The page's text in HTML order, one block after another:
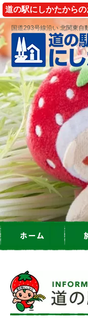
道の駅にしかたから
国道293号線沿い 北関東自